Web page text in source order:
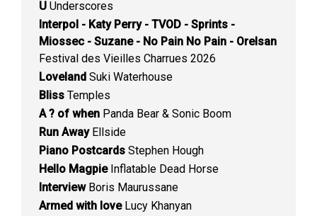
U Underscores
Interpol - Katy Perry - TVOD - Sprints -
Miossec - Suzane - No Pain No Pain - Orelsan
Festival des Vieilles Charrues 2026
Loveland Suki Waterhouse
Bliss Temples
A ? of when Panda Bear & Sonic Boom
Run AwayEllside
Piano Postcards Stephen Hough
Hello MagpieInflatable Dead Horse
InterviewBoris Maurussane
Armed with loveLucy Khanyan